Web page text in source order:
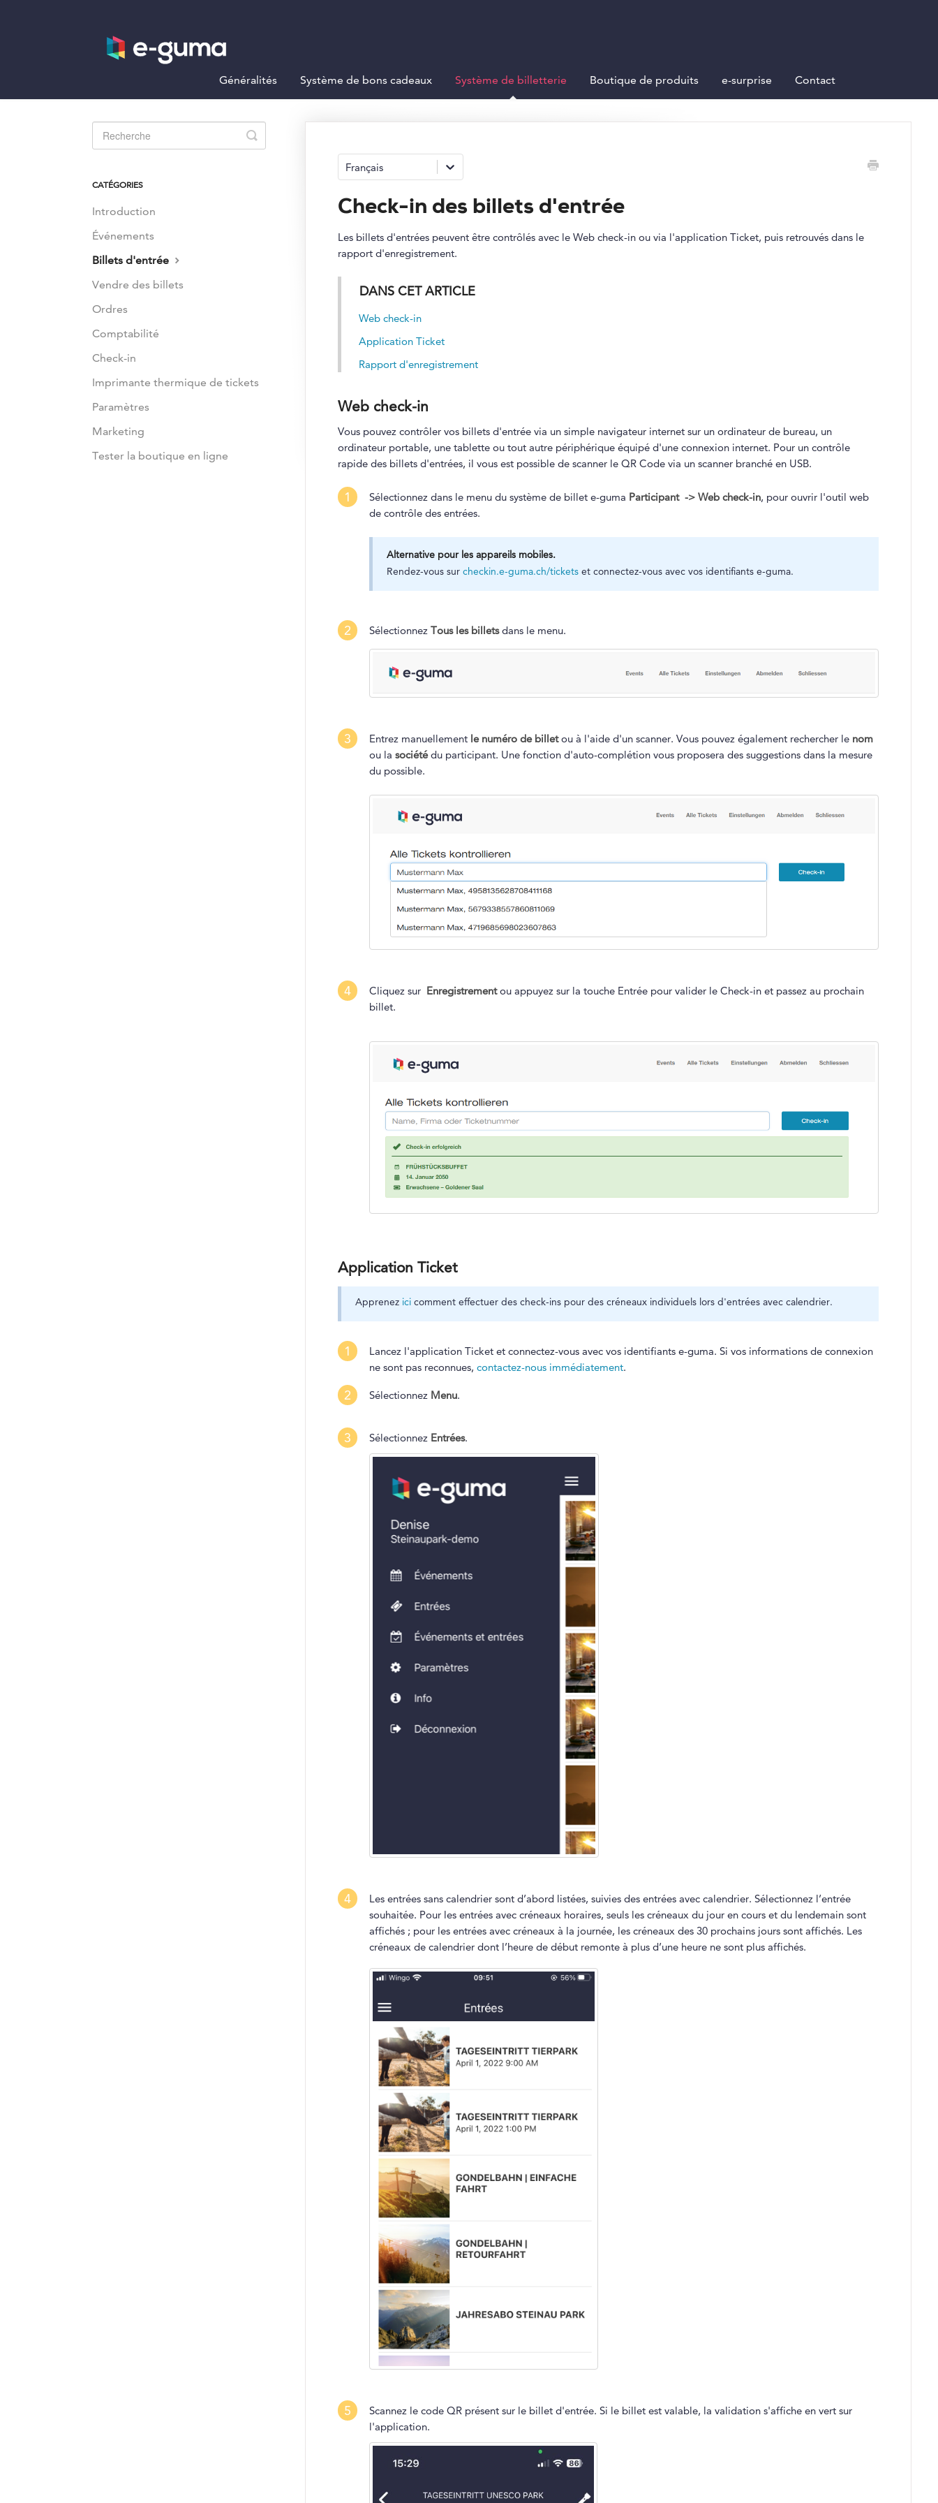
Généralités Système de bons cadeaux Système de billetterie Boutique de produits e-surprise Contact
Français
Check-in des billets d'entrée
Les billets d'entrées peuvent être contrôlés avec le Web check-in ou via l'application Ticket, puis retrouvés dans le
rapport d'enregistrement.
DANS CET ARTICLE
Web check-in
Application Ticket
Rapport d'enregistrement
Web check-in
Vous pouvez contrôler vos billets d'entrée via un simple navigateur internet sur un ordinateur de bureau, un
ordinateur portable, une tablette ou tout autre périphérique équipé d'une connexion internet. Pour un contrôle
rapide des billets d'entrées, il vous est possible de scanner le QR Code via un scanner branché en USB.
1 Sélectionnez dans le menu du système de billet e-guma Participant -> Web check-in, pour ouvrir l'outil web
de contrôle des entrées.
Alternative pour les appareils mobiles.
Rendez-vous sur checkin.e-guma.ch/ticketset connectez-vous avec vos identifiants e-guma.
2 Sélectionnez Tous les billetsdans le menu.
3 Entrez manuellement le numéro de billetou à l'aide d'un scanner. Vous pouvez également rechercher le nom
ou la sociétédu participant. Une fonction d'auto-complétion vous proposera des suggestions dans la mesure
du possible.
4 Cliquez sur Enregistrementou appuyez sur la touche Entrée pour valider le Check-in et passez au prochain
billet.
Application Ticket
Apprenez icicomment effectuer des check-ins pour des créneaux individuels lors d'entrées avec calendrier.
1
Lancez l'application Ticket et connectez-vous avec vos identifiants e-guma. Si vos informations de connexion
ne sont pas reconnues, contactez-nous immédiatement.
2 Sélectionnez Menu.
3 Sélectionnez Entrées.
4
Les entrées sans calendrier sont d’abord listées, suivies des entrées avec calendrier. Sélectionnez l’entrée
souhaitée. Pour les entrées avec créneaux horaires, seuls les créneaux du jour en cours et du lendemain sont
affichés ; pour les entrées avec créneaux à la journée, les créneaux des 30 prochains jours sont affichés. Les
créneaux de calendrier dont l’heure de début remonte à plus d’une heure ne sont plus affichés.
5
Scannez le code QR présent sur le billet d'entrée. Si le billet est valable, la validation s'affiche en vert sur
l'application.
Toggle
Search
CATÉGORIES
Introduction
Événements
Billets d'entrée
Vendre des billets
Ordres
Comptabilité
Check-in
Imprimante thermique de tickets
Paramètres
Marketing
Tester la boutique en ligne